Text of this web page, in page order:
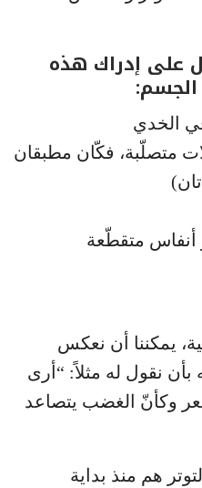
على إدراك هذه
الجسم:
الخدي
متصلّبة، فكّان مطبقان
أنفاس متقطّعة
يمكننا أن نعكس
نقول له مثلاً: “أرى
وكأنّ الغضب يتصاعد
هم منذ بداية